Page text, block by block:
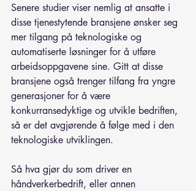
Senere studier viser nemlig at ansatte i
disse tjenestytende bransjene ønsker seg
mer tilgang på teknologiske og
automatiserte løsninger for å utføre
arbeidsoppgavene sine. Gitt at disse
bransjene også trenger tilfang fra yngre
generasjoner for å være
konkurransedyktige og utvikle bedriften,
så er det avgjørende å følge med i den
teknologiske utviklingen.
Så hva gjør du som driver en
håndverkerbedrift, eller annen